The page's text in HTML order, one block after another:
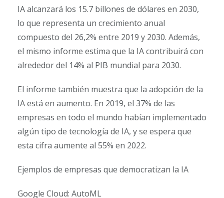
IA alcanzará los 15.7 billones de dólares en 2030,
lo que representa un crecimiento anual
compuesto del 26,2% entre 2019 y 2030. Además,
el mismo informe estima que la IA contribuirá con
alrededor del 14% al PIB mundial para 2030.
El informe también muestra que la adopción de la
IA está en aumento. En 2019, el 37% de las
empresas en todo el mundo habían implementado
algún tipo de tecnología de IA, y se espera que
esta cifra aumente al 55% en 2022.
Ejemplos de empresas que democratizan la IA
Google Cloud: AutoML